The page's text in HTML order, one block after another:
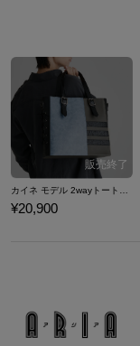
カイネ モデル 2wayトートバッグ NieR Replicant ver.1.22474487139...
¥20,900